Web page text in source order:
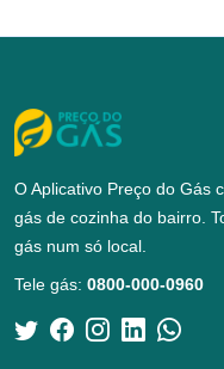
O Aplicativo Preço do Gás
gás de cozinha do bairro.
gás num só local.
Tele gás: 0800-000-0960